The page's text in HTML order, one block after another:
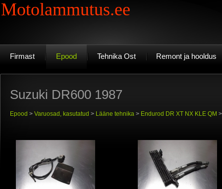
Motolammutus.ee
Firmast Epood Tehnika Ost Remont ja hooldus
Suzuki DR600 1987
Epood > Varuosad, kasutatud > Lääne tehnika > Endurod DR XT NX KLE QM